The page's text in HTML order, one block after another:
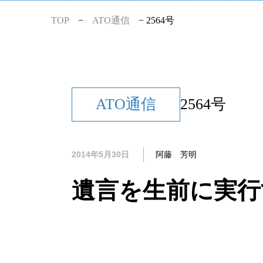
TOP − ATO通信 − 2564号
ATO通信 2564号
2014年5月30日 阿藤 芳明
遺言を生前に実